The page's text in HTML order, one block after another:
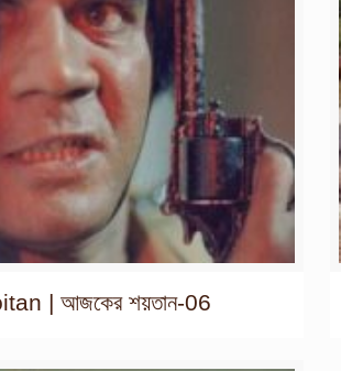
| আজকের শয়তান-06